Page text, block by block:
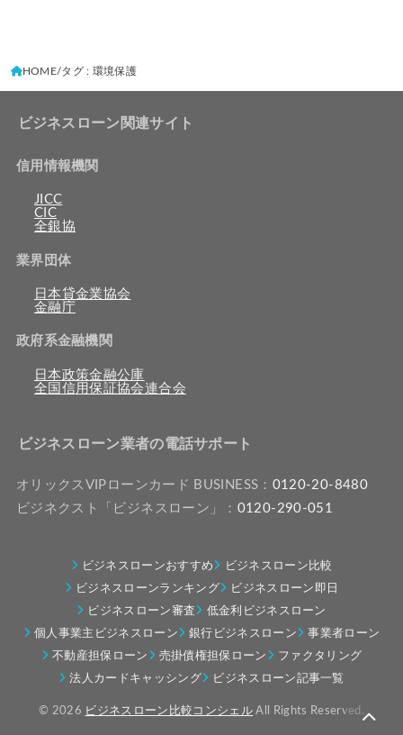
HOME タグ : 環境保護
ビジネスローン関連サイト
信用情報機関
JICC
CIC
全銀協
業界団体
日本貸金業協会
金融庁
政府系金融機関
日本政策金融公庫
全国信用保証協会連合会
ビジネスローン業者の電話サポート
オリックスVIPローンカード BUSINESS： 0120-20-8480
ビジネクスト「ビジネスローン」： 0120-290-051
ビジネスローンおすすめ
ビジネスローン比較
ビジネスローンランキング
ビジネスローン即日
ビジネスローン審査
低金利ビジネスローン
個人事業主ビジネスローン
銀行ビジネスローン
事業者ローン
不動産担保ローン
売掛債権担保ローン
ファクタリング
法人カードキャッシング
ビジネスローン記事一覧
© 2026 ビジネスローン比較コンシェル All Rights Reserved.